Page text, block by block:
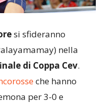
si sfideranno
nella
di Coppa Cev.
che hanno
per 3-0 e